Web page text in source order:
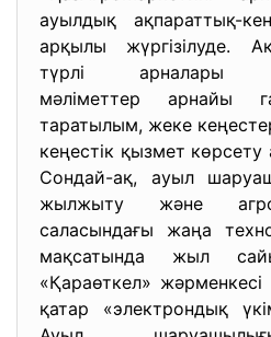
ауылдық ақпараттық-
арқылы жүргізілуде.
түрлі арналары
мәліметтер арнайы
таратылым, жеке
кеңестік қызмет
Сондай-ақ, ауыл
жылжыту және
саласындағы жаңа
мақсатында жыл
«Қараөткел» жәрменкесі
қатар «электрондық